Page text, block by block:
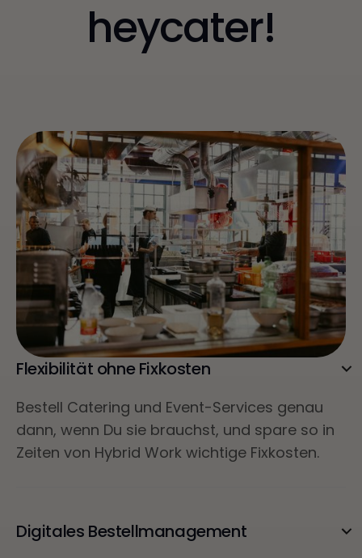
heycater!
Flexibilität ohne Fixkosten
Bestell Catering und Event-Services genau
dann, wenn Du sie brauchst, und spare so in
Zeiten von Hybrid Work wichtige Fixkosten.
Digitales Bestellmanagement